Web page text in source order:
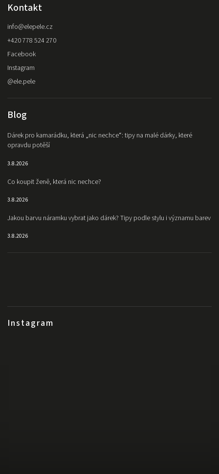
Instagram
Kontakt
info@elepele.cz
+420 778 524 270
Facebook
Instagram
@ele.pele
Blog
Dárek pro kamarádku, která „nic nechce“: tipy na malé dárky, které
opravdu potěší
3.8.2026
Co koupit ženě, která nic nechce?
3.8.2026
Jakou barvu náramku vybrat jako dárek? Tipy podle stylu i významu barev
3.8.2026